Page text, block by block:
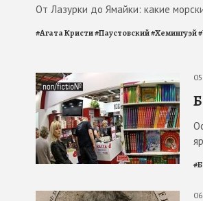
От Лазурки до Ямайки: какие
#Агата Кристи#Паустовский#Хемингуэй#
#